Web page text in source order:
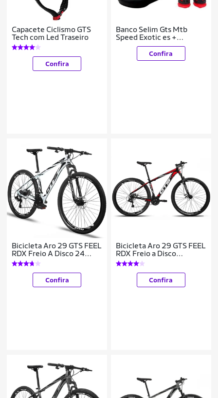
Capacete Ciclismo GTS
Tech com Led Traseiro
Confira
Banco Selim Gts Mtb
Speed Exotic es +
Manopla primento 15 Cm
Confira
Bicicleta Aro 29 GTS FEEL
RDX Freio A Disco 24
Marchas
Confira
Bicicleta Aro 29 GTS FEEL
RDX Freio a Disco
Hidráulico 24 Marchas
Confira